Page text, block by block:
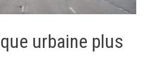
urbaine plus